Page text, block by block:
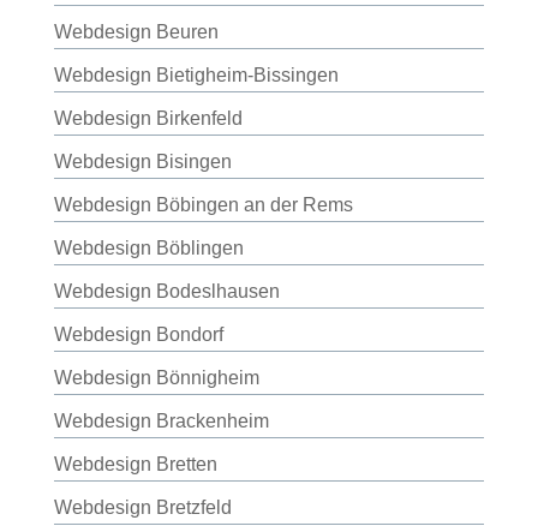
Webdesign Beuren
Webdesign Bietigheim-Bissingen
Webdesign Birkenfeld
Webdesign Bisingen
Webdesign Böbingen an der Rems
Webdesign Böblingen
Webdesign Bodeslhausen
Webdesign Bondorf
Webdesign Bönnigheim
Webdesign Brackenheim
Webdesign Bretten
Webdesign Bretzfeld